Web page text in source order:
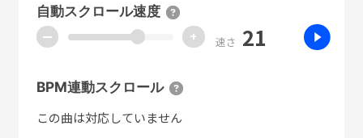
自動スクロール速度
ー + 速さ 21
BPM連動スクロール
この曲は対応していません